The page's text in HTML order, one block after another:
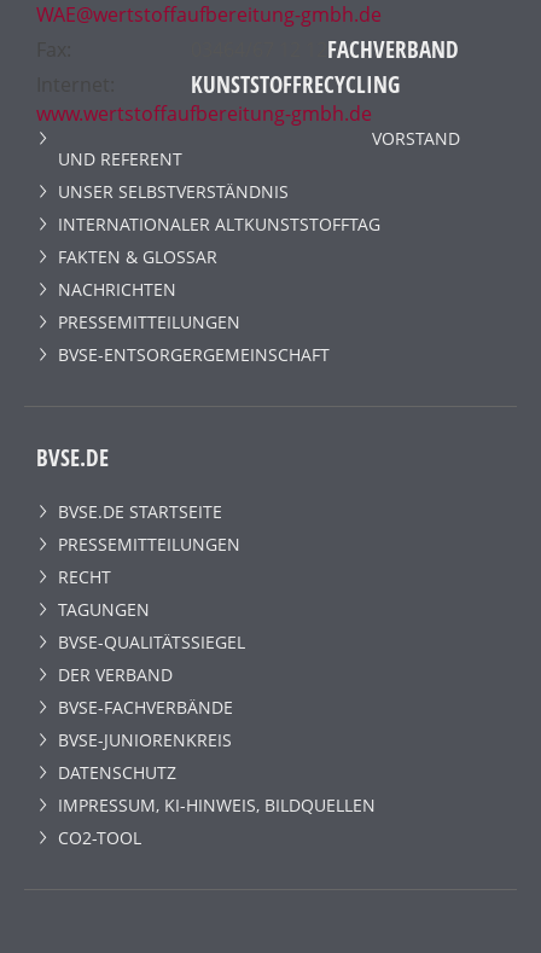
WAE@wertstoffaufbereitung-gmbh.de
www.wertstoffaufbereitung-gmbh.de
FACHVERBAND
KUNSTSTOFFRECYCLING
VORSTAND
UND REFERENT
UNSER SELBSTVERSTÄNDNIS
INTERNATIONALER ALTKUNSTSTOFFTAG
FAKTEN & GLOSSAR
NACHRICHTEN
PRESSEMITTEILUNGEN
BVSE-ENTSORGERGEMEINSCHAFT
BVSE.DE
BVSE.DE STARTSEITE
PRESSEMITTEILUNGEN
RECHT
TAGUNGEN
BVSE-QUALITÄTSSIEGEL
DER VERBAND
BVSE-FACHVERBÄNDE
BVSE-JUNIORENKREIS
DATENSCHUTZ
IMPRESSUM, KI-HINWEIS, BILDQUELLEN
CO2-TOOL